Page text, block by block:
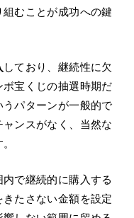
むことが成功への鍵
しており、継続性に欠
宝くじの抽選時期だ
パターンが一般的で
ンスがなく、当然な
で継続的に購入する
たさない金額を設定